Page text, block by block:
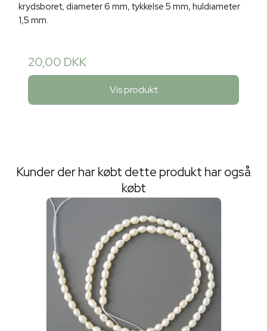
krydsboret, diameter 6 mm, tykkelse 5 mm, huldiameter
1,5 mm.
20,00 DKK
Vis produkt
Kunder der har købt dette produkt har også
købt